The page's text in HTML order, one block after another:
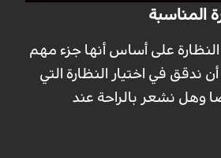
المناسبة
النظارة على أساس أنها جزء مهم
ندقق في اختيار النظارة التي
وهل نشعر بالراحة عند